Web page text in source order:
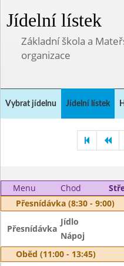
Jídelní lístek
Základní škola a
organizace
Vybrat jídelnu Jídelní lístek
Menu Chod
Přesnídávka (8:30 - 9:00)
Přesnídávka
Jídlo
Nápoj
Oběd (11:00 - 13:45)